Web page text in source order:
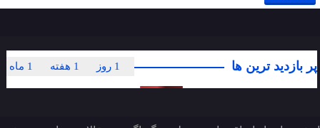
پر بازدید ترین ها 1 ماه 1 هفته 1 روز